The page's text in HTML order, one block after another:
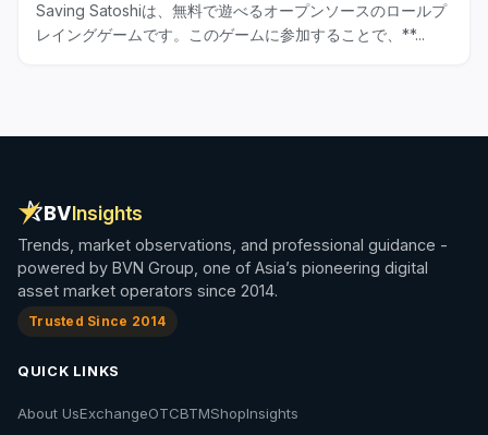
Saving Satoshiは、無料で遊べるオープンソースのロールプ
レイングゲームです。このゲームに参加することで、**...
BVInsights
Trends, market observations, and professional guidance -
powered by BVN Group, one of Asia’s pioneering digital
asset market operators since 2014.
Trusted Since 2014
QUICK LINKS
About UsExchangeOTCBTMShopInsights